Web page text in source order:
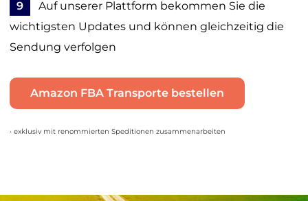
9
Auf unserer Plattform bekommen Sie die
wichtigsten Updates und können gleichzeitig die
Sendung verfolgen
Amazon FBA Transporte bestellen
• exklusiv mit renommierten Speditionen zusammenarbeiten